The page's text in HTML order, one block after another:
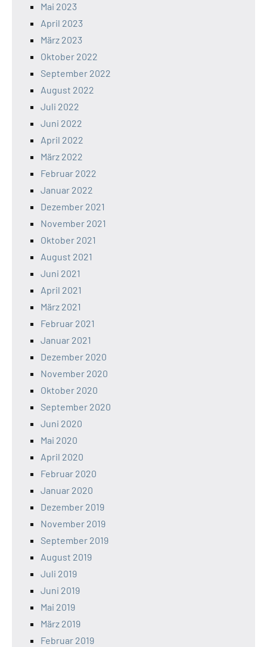
Mai 2023
April 2023
März 2023
Oktober 2022
September 2022
August 2022
Juli 2022
Juni 2022
April 2022
März 2022
Februar 2022
Januar 2022
Dezember 2021
November 2021
Oktober 2021
August 2021
Juni 2021
April 2021
März 2021
Februar 2021
Januar 2021
Dezember 2020
November 2020
Oktober 2020
September 2020
Juni 2020
Mai 2020
April 2020
Februar 2020
Januar 2020
Dezember 2019
November 2019
September 2019
August 2019
Juli 2019
Juni 2019
Mai 2019
März 2019
Februar 2019